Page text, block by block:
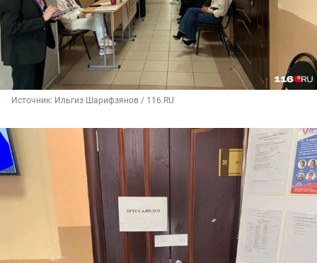
Источник: Ильгиз Шарифзянов / 116.RU